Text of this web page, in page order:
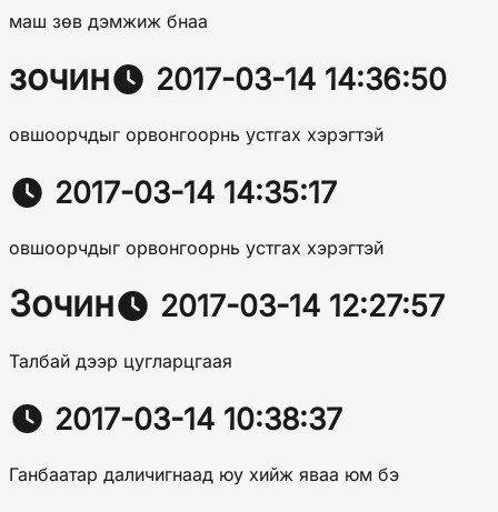
маш зөв дэмжиж бнаа
зочин 2017-03-14 14:36:50
овшоорчдыг орвонгоорнь устгах хэрэгтэй
2017-03-14 14:35:17
овшоорчдыг орвонгоорнь устгах хэрэгтэй
Зочин 2017-03-14 12:27:57
Талбай дээр цугларцгаая
2017-03-14 10:38:37
Ганбаатар даличигнаад юу хийж яваа юм бэ